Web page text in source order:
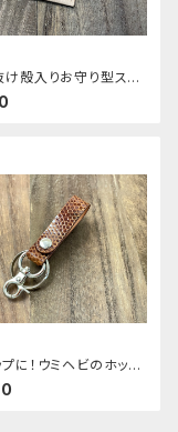
け殻入りお守り型スト
- ボールパイソン
に！ウミヘビのホック
ホルダー（ナスカン）